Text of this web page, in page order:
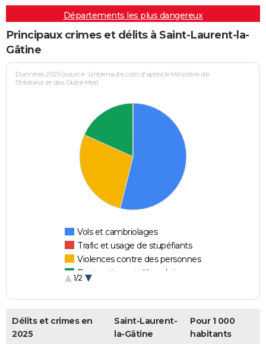
Départements les plus dangereux
Principaux crimes et délits à Saint-Laurent-la-
Gâtine
Données 2025 (source : Linternaute.com d'après le Ministère de
l'Intérieur et des Outre-Mer)
Vols et cambriolages
Trafic et usage de stupéfiants
Violences contre des personnes
Destructions et dégradations
1/2
Délits et crimes en
2025
Saint-Laurent-
la-Gâtine
Pour 1 000
habitants